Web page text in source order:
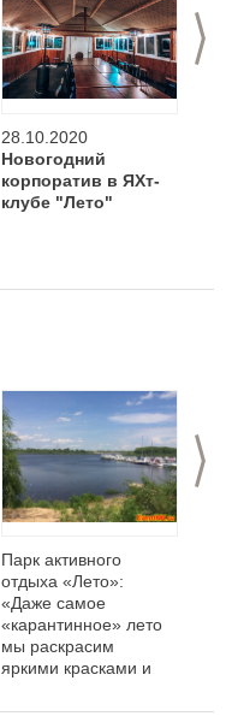
>
28.10.2020
Новогодний
корпоратив в ЯХт-
клубе "Лето"
>
Парк активного
отдыха «Лето»:
«Даже самое
«карантинное» лето
мы раскрасим
яркими красками и
для каждого!»